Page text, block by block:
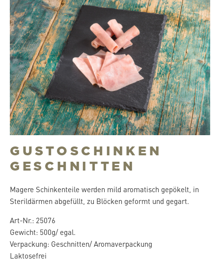
GUSTOSCHINKEN
GESCHNITTEN
Magere Schinkenteile werden mild aromatisch gepökelt, in
Sterildärmen abgefüllt, zu Blöcken geformt und gegart.
Art-Nr.: 25076
Gewicht: 500g/ egal.
Verpackung: Geschnitten/ Aromaverpackung
Laktosefrei